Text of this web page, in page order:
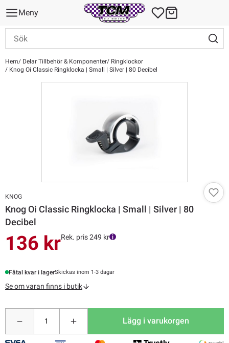
Meny
Hem Delar Tillbehör & Komponenter
Ringklockor
Knog Oi Classic Ringklocka | Small | Silver | 80 Decibel
KNOG
Knog Oi Classic Ringklocka | Small | Silver | 80
Decibel
136 krRek. pris 249 kr
Fåtal kvar i lagerSkickas inom 1-3 dagar
Se om varan finns i butik
Lägg i varukorgen